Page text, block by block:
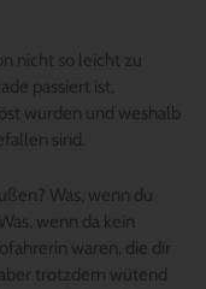
nicht so leicht zu
passiert ist,
wurden und weshalb
sind.
Was, wenn du
wenn da kein
waren, die dir
trotzdem wütend